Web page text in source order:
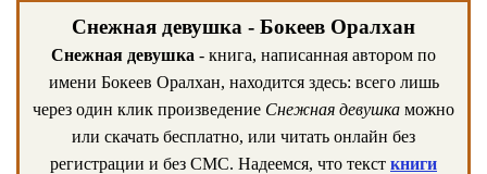
Снежная девушка - Бокеев Оралхан
Снежная девушка - книга, написанная автором по
имени Бокеев Оралхан, находится здесь: всего лишь
через один клик произведение Снежная девушка можно
или скачать бесплатно, или читать онлайн без
регистрации и без СМС. Надеемся, что текст книги